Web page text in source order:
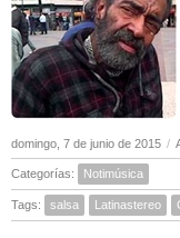
domingo, 7 de junio de 2015 /
Categorías: Notimúsica
Tags: salsa Latinastereo